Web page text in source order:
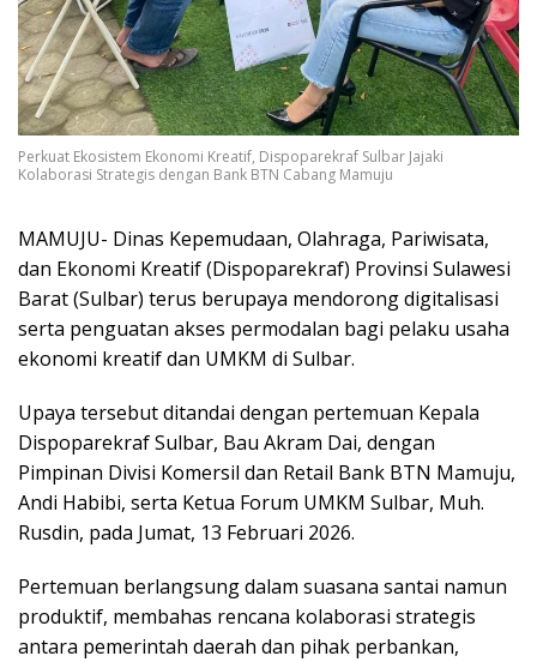
Perkuat Ekosistem Ekonomi Kreatif, Dispoparekraf Sulbar Jajaki
Kolaborasi Strategis dengan Bank BTN Cabang Mamuju
MAMUJU- Dinas Kepemudaan, Olahraga, Pariwisata,
dan Ekonomi Kreatif (Dispoparekraf) Provinsi Sulawesi
Barat (Sulbar) terus berupaya mendorong digitalisasi
serta penguatan akses permodalan bagi pelaku usaha
ekonomi kreatif dan UMKM di Sulbar.
Upaya tersebut ditandai dengan pertemuan Kepala
Dispoparekraf Sulbar, Bau Akram Dai, dengan
Pimpinan Divisi Komersil dan Retail Bank BTN Mamuju,
Andi Habibi, serta Ketua Forum UMKM Sulbar, Muh.
Rusdin, pada Jumat, 13 Februari 2026.
Pertemuan berlangsung dalam suasana santai namun
produktif, membahas rencana kolaborasi strategis
antara pemerintah daerah dan pihak perbankan,